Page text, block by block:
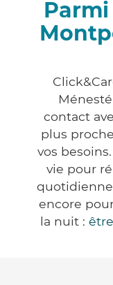
contact
plus
vos
vie pour
encore
la nuit :